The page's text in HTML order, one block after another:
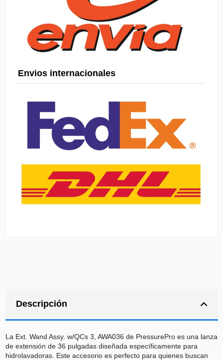
Envios internacionales
Descripción
La Ext. Wand Assy. w/QCs 3, AWA036 de PressurePro es una lanza
de extensión de 36 pulgadas diseñada específicamente para
hidrolavadoras. Este accesorio es perfecto para quienes buscan